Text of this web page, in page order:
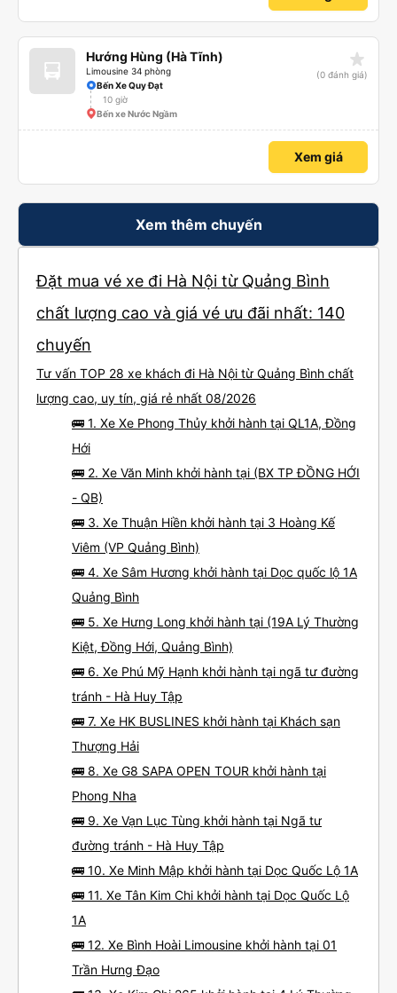
Hướng Hùng (Hà Tĩnh)
Limousine 34 phòng
star_rate
(0 đánh giá)
Bến Xe Quy Đạt
10 giờ
Bến xe Nước Ngầm
Xem giá
Xem thêm chuyến
Đặt mua vé xe đi Hà Nội từ Quảng Bình
chất lượng cao và giá vé ưu đãi nhất: 140
chuyến
Tư vấn TOP 28 xe khách đi Hà Nội từ Quảng Bình chất
lượng cao, uy tín, giá rẻ nhất 08/2026
🚌 1. Xe Xe Phong Thủy khởi hành tại QL1A, Đồng
Hới
🚌 2. Xe Văn Minh khởi hành tại (BX TP ĐỒNG HỚI
- QB)
🚌 3. Xe Thuận Hiền khởi hành tại 3 Hoàng Kế
Viêm (VP Quảng Bình)
🚌 4. Xe Sâm Hương khởi hành tại Dọc quốc lộ 1A
Quảng Bình
🚌 5. Xe Hưng Long khởi hành tại (19A Lý Thường
Kiệt, Đồng Hới, Quảng Bình)
🚌 6. Xe Phú Mỹ Hạnh khởi hành tại ngã tư đường
tránh - Hà Huy Tập
🚌 7. Xe HK BUSLINES khởi hành tại Khách sạn
Thượng Hải
🚌 8. Xe G8 SAPA OPEN TOUR khởi hành tại
Phong Nha
🚌 9. Xe Vạn Lục Tùng khởi hành tại Ngã tư
đường tránh - Hà Huy Tập
🚌 10. Xe Minh Mập khởi hành tại Dọc Quốc Lộ 1A
🚌 11. Xe Tân Kim Chi khởi hành tại Dọc Quốc Lộ
1A
🚌 12. Xe Bình Hoài Limousine khởi hành tại 01
Trần Hưng Đạo